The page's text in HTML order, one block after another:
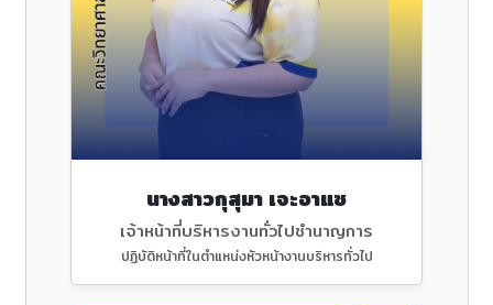
นางสาวกุสุมา เจะอาแซ
เจ้าหน้าที่บริหารงานทั่วไปชำนาญการ
ปฏิบัติหน้าที่ในตำแหน่งหัวหน้างานบริหารทั่วไป